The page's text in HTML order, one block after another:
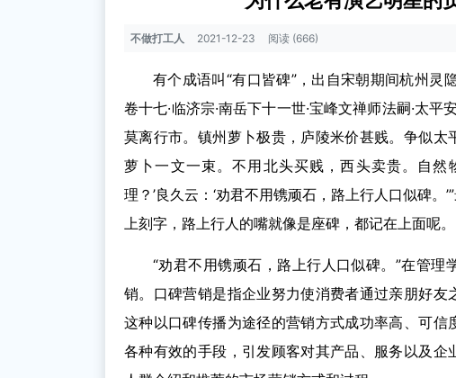
不做打工人 2021-12-23 阅读 (666)
有个成语叫“有口皆碑”，出自宋朝期间杭州灵
卷十七·临济宗·南岳下十一世·宝峰文禅师法嗣·太平
莫离行市。镇州萝卜极贵，庐陵米价甚贱。争似太
萝卜一文一束。不用北头买贱，西头卖贵。自
理？’良久云：‘劝君不用镌顽石，路上行人口似碑
上刻字，路上行人的嘴就像是座碑，都记在上面呢。
“劝君不用镌顽石，路上行人口似碑。”在管
销。口碑营销是指企业努力使消费者通过亲朋好友
这种以口碑传播为途径的营销方式成功率高、可
各种有效的手段，引发顾客对其产品、服务以及